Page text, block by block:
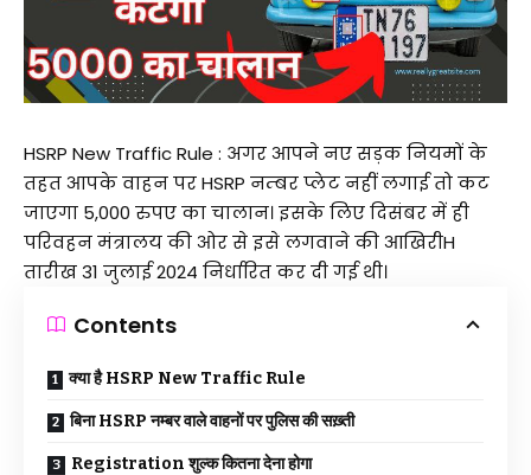
HSRP New Traffic Rule : अगर आपने नए सड़क नियमों के
तहत आपके वाहन पर HSRP नम्बर प्लेट नहीं लगाई तो कट
जाएगा 5,000 रुपए का चालान। इसके लिए दिसंबर में ही
परिवहन मंत्रालय की ओर से इसे लगवाने की आखिरीH
तारीख 31 जुलाई 2024 निर्धारित कर दी गई थी।
Contents
क्या है HSRP New Traffic Rule
बिना HSRP नम्बर वाले वाहनों पर पुलिस की सख़्ती
Registration शुल्क कितना देना होगा